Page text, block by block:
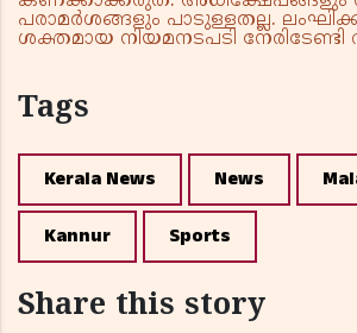
പരാമർശങ്ങളും പാടുള്ളതല്ല.
ശക്തമായ നിയമനടപടി നേരിടേണ്ടി
Tags
Kerala News News
Kannur Sports
Share this story